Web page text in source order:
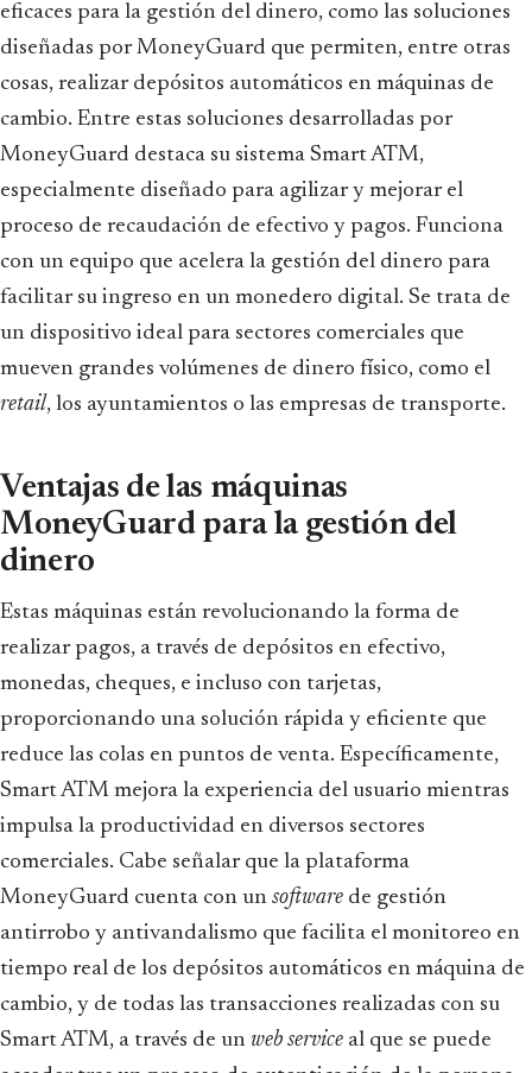
eficaces para la gestión del dinero, como las soluciones
diseñadas por MoneyGuard que permiten, entre otras
cosas, realizar depósitos automáticos en máquinas de
cambio. Entre estas soluciones desarrolladas por
MoneyGuard destaca su sistema Smart ATM,
especialmente diseñado para agilizar y mejorar el
proceso de recaudación de efectivo y pagos. Funciona
con un equipo que acelera la gestión del dinero para
facilitar su ingreso en un monedero digital. Se trata de
un dispositivo ideal para sectores comerciales que
mueven grandes volúmenes de dinero físico, como el
retail, los ayuntamientos o las empresas de transporte.
Ventajas de las máquinas
MoneyGuard para la gestión del
dinero
Estas máquinas están revolucionando la forma de
realizar pagos, a través de depósitos en efectivo,
monedas, cheques, e incluso con tarjetas,
proporcionando una solución rápida y eficiente que
reduce las colas en puntos de venta. Específicamente,
Smart ATM mejora la experiencia del usuario mientras
impulsa la productividad en diversos sectores
comerciales. Cabe señalar que la plataforma
MoneyGuard cuenta con un software de gestión
antirrobo y antivandalismo que facilita el monitoreo en
tiempo real de los depósitos automáticos en máquina de
cambio, y de todas las transacciones realizadas con su
Smart ATM, a través de un web service al que se puede